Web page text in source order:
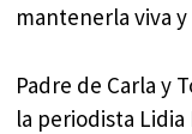
mantenerla viva
Padre de Carla y
la periodista